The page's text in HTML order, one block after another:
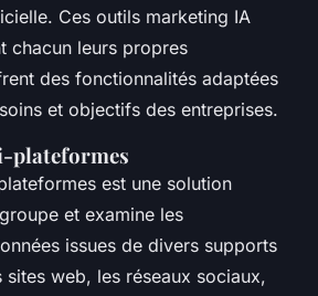
Ces outils marketing IA
chacun leurs propres
des fonctionnalités adaptées
et objectifs des entreprises.
plateformes
est une solution
et examine les
issues de divers supports
web, les réseaux sociaux,